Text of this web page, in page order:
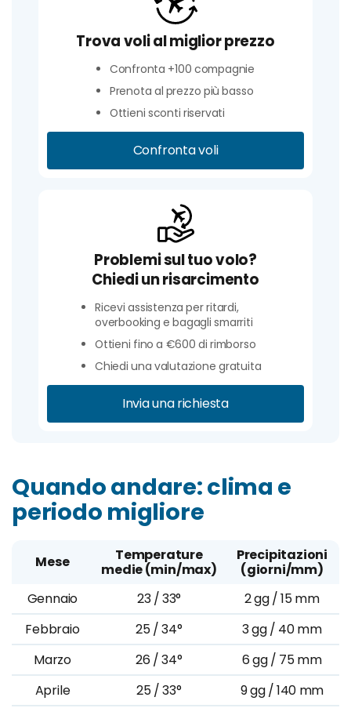
Trova voli al miglior prezzo
Confronta +100 compagnie
Prenota al prezzo più basso
Ottieni sconti riservati
Confronta voli
Problemi sul tuo volo?
Chiedi un risarcimento
Ricevi assistenza per ritardi,
overbooking e bagagli smarriti
Ottieni fino a €600 di rimborso
Chiedi una valutazione gratuita
Invia una richiesta
Quando andare: clima e
periodo migliore
Mese
Temperature
medie (min/max)
Precipitazioni
(giorni/mm)
Gennaio
23 / 33°
2 gg / 15 mm
Febbraio
25 / 34°
3 gg / 40 mm
Marzo
26 / 34°
6 gg / 75 mm
Aprile
25 / 33°
9 gg / 140 mm